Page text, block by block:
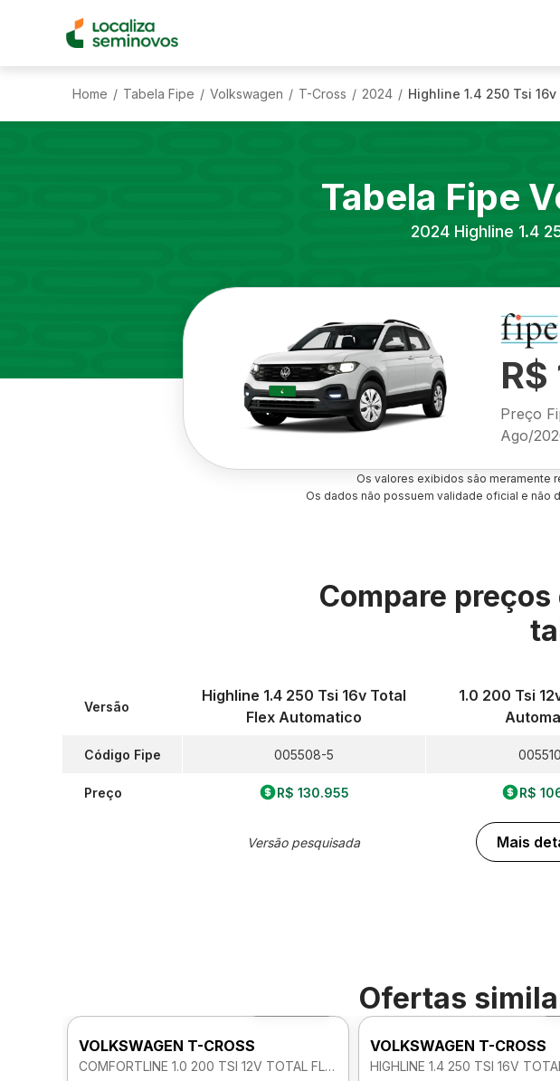
Home / Tabela Fipe / Volkswagen / T-Cross / 2024 / Highline 1.4 250 Tsi
Tabela Fipe
2024 Highline 1.4
Preço
Ago/
Os valores exibidos são meramente
Os dados não possuem validade oficial e não
Compare
Versão
Código Fipe
Preço
Highline 1.4 250 Tsi 16v Total
Flex Automatico
005508-5
R$ 130.955
Versão pesquisada
1.0 200 Tsi
R$
Mais
Ofertas
VOLKSWAGEN T-CROSS
COMFORTLINE 1.0 200 TSI 12V TOTAL FLEX AUTOMATICO
VOLKSWAGEN T-CROSS